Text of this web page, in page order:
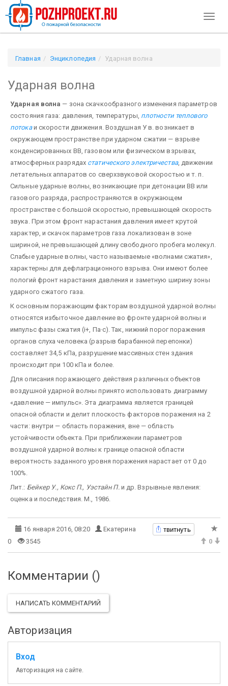
Главная Энциклопедия Ударная волна
Ударная волна
Ударная волна — зона скачкообразного изменения параметров
состояния газа: давления, температуры, плотности теплового
потокаи скорости движения. Воздушная У в. возникает в
окружающем пространстве при ударном сжатии — взрыве
конденсированных ВВ, газовом или физическом взрывах,
атмосферных разрядах статического электричества, движении
летательных аппаратов со сверхзвуковой скоростью и т. п.
Сильные ударные волны, возникающие при детонации ВВ или
газового разряда, распространяются в окружающем
пространстве с большой скоростью, превышающей скорость
звука. При этом фронт нарастания давления имеет крутой
характер, и скачок параметров газа локализован в зоне
шириной, не превышающей длину свободного пробега молекул.
Слабые ударные волны, часто называемые «волнами сжатия»,
характерны для дефлаграционного взрыва. Они имеют более
пологий фронт нарастания давления и заметную ширину зоны
ударного сжатого газа.
К основным поражающим факторам воздушной ударной волны
относятся избыточное давление во фронте ударной волны и
импульс фазы сжатия (i+, Па·с). Так, нижний порог поражения
органов слуха человека (разрыв барабанной перепонки)
составляет 34,5 кПа, разрушение массивных стен здания
происходит при 100 кПа и более.
Для описания поражающего действия различных объектов
воздушной ударной волны принято использовать диаграмму
«давление — импульс». Эта диаграмма является границей
опасной области и делит плоскость факторов поражения на 2
части: внутри — область поражения, вне — область
устойчивости объекта. При приближении параметров
воздушной ударной волны к границе опасной области
вероятность заданного уровня поражения нарастает от 0 до
100%.
Лит.: Бейкер У., Кокс П., Уэстайн П. и др. Взрывные явления:
оценка и последствия. М., 1986.
16 января 2016, 08:20 Екатерина твитнуть
0 3545 0
Комментарии ()
НАПИСАТЬ КОММЕНТАРИЙ
Авторизация
Вход
Авторизация на сайте.